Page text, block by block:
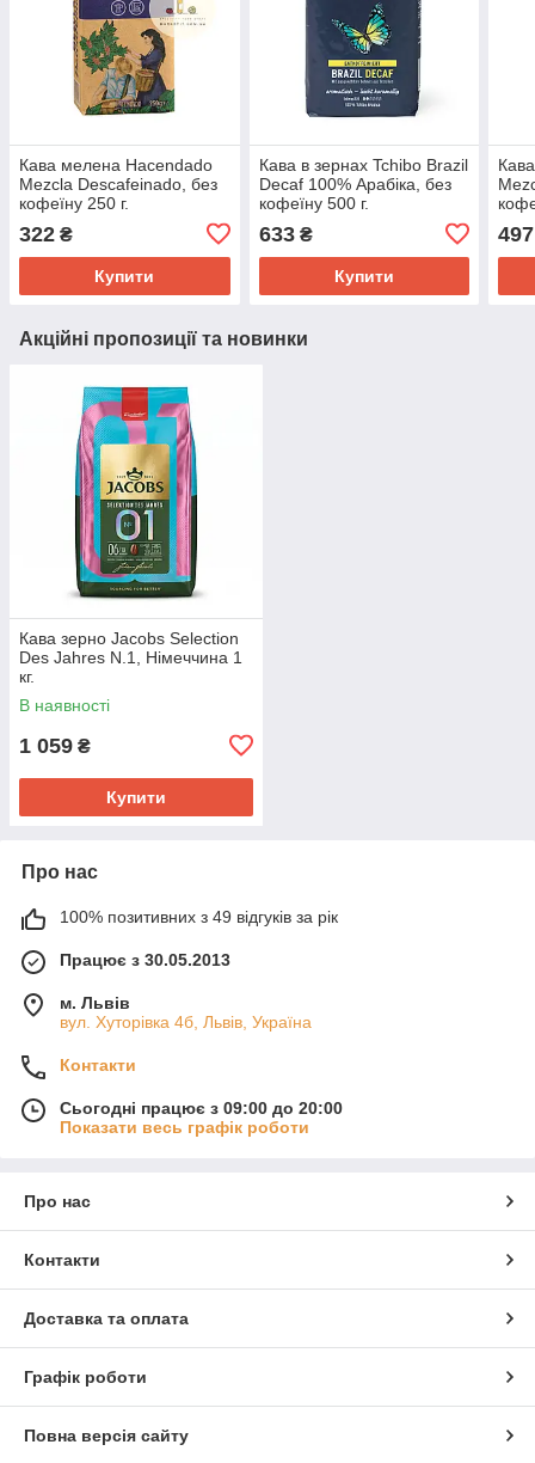
Кава мелена Hacendado
Mezcla Descafeinado, без
кофеїну 250 г.
322 ₴
Купити
Кава в зернах Tchibo Brazil
Decaf 100% Арабіка, без
кофеїну 500 г.
633₴
Купити
497
Акційні пропозиції та новинки
Кава зерно Jacobs Selection
Des Jahres N.1, Німеччина 1
кг.
В наявності
1 059 ₴
Купити
Про нас
100% позитивних з 49 відгуків за рік
Працює з 30.05.2013
м. Львів
вул. Хуторівка 4б, Львів, Україна
Контакти
Сьогодні працює з 09:00 до 20:00
Показати весь графік роботи
Про нас
Контакти
Доставка та оплата
Графік роботи
Повна версія сайту